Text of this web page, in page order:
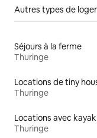
Autres types de
Séjours à la ferme
Thuringe
Locations de tiny
Thuringe
Locations avec kayak
Thuringe